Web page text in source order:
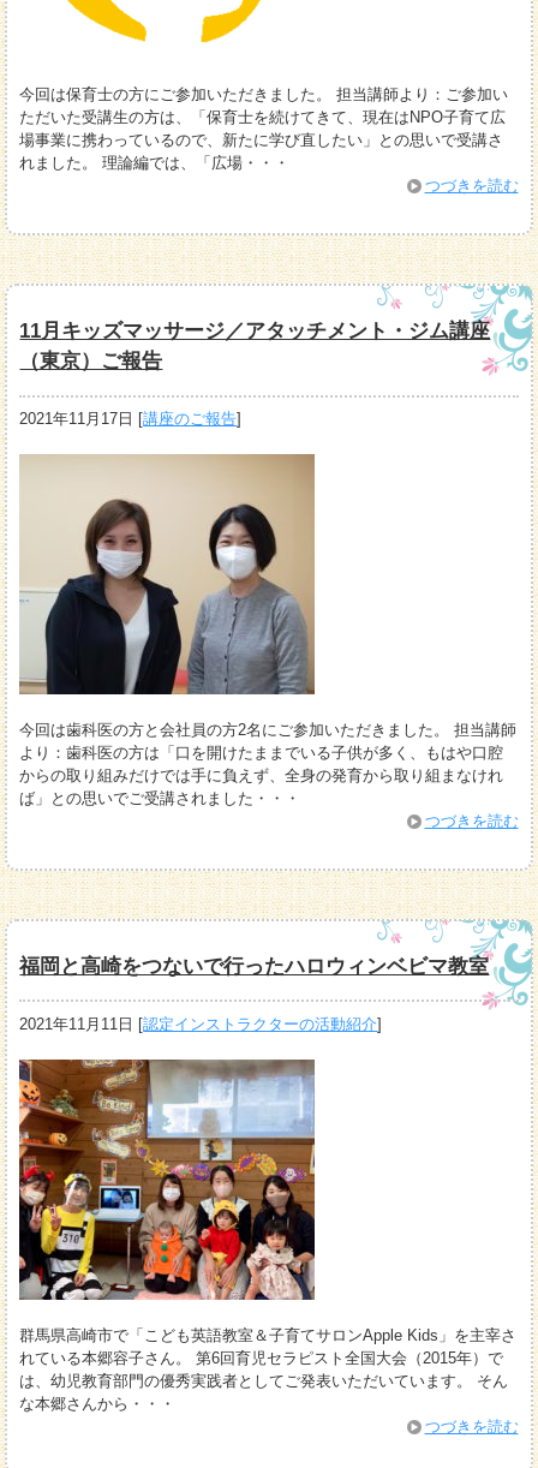
今回は保育士の方にご参加いただきました。 担当講師より：ご参加い
ただいた受講生の方は、「保育士を続けてきて、現在はNPO子育て広
場事業に携わっているので、新たに学び直したい」との思いで受講さ
れました。 理論編では、「広場・・・
つづきを読む
11月キッズマッサージ／アタッチメント・ジム講座
（東京）ご報告
2021年11月17日 [講座のご報告]
今回は歯科医の方と会社員の方2名にご参加いただきました。 担当講師
より：歯科医の方は「口を開けたままでいる子供が多く、もはや口腔
からの取り組みだけでは手に負えず、全身の発育から取り組まなけれ
ば」との思いでご受講されました・・・
つづきを読む
福岡と高崎をつないで行ったハロウィンベビマ教室
2021年11月11日 [認定インストラクターの活動紹介]
群馬県高崎市で「こども英語教室＆子育てサロンApple Kids」を主宰さ
れている本郷容子さん。 第6回育児セラピスト全国大会（2015年）で
は、幼児教育部門の優秀実践者としてご発表いただいています。 そん
な本郷さんから・・・
つづきを読む